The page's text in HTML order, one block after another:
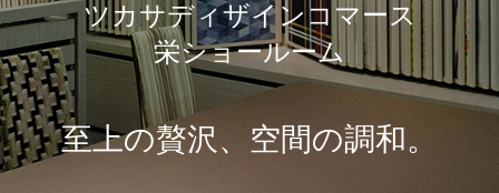
ツカサディザインコマース
栄ショールーム
至上の贅沢、空間の調和。